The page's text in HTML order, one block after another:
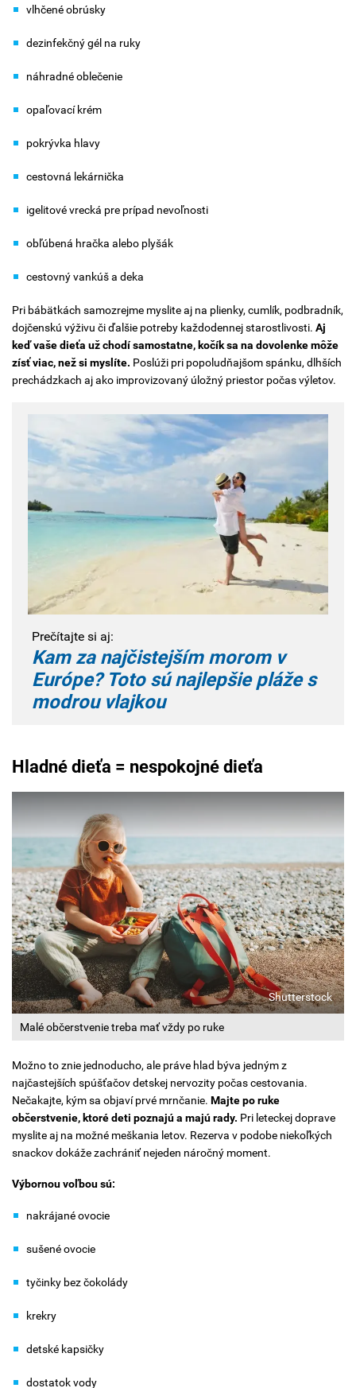
vlhčené obrúsky
dezinfekčný gél na ruky
náhradné oblečenie
opaľovací krém
pokrývka hlavy
cestovná lekárnička
igelitové vrecká pre prípad nevoľnosti
obľúbená hračka alebo plyšák
cestovný vankúš a deka
Pri bábätkách samozrejme myslite aj na plienky, cumlík, podbradník,
dojčenskú výživu či ďalšie potreby každodennej starostlivosti. Aj
keď vaše dieťa už chodí samostatne, kočík sa na dovolenke môže
zísť viac, než si myslíte. Poslúži pri popoludňajšom spánku, dlhších
prechádzkach aj ako improvizovaný úložný priestor počas výletov.
Prečítajte si aj:
Kam za najčistejším morom v
Európe? Toto sú najlepšie pláže s
modrou vlajkou
Hladné dieťa = nespokojné dieťa
Malé občerstvenie treba mať vždy po ruke
Shutterstock
Možno to znie jednoducho, ale práve hlad býva jedným z
najčastejších spúšťačov detskej nervozity počas cestovania.
Nečakajte, kým sa objaví prvé mrnčanie. Majte po ruke
občerstvenie, ktoré deti poznajú a majú rady. Pri leteckej doprave
myslite aj na možné meškania letov. Rezerva v podobe niekoľkých
snackov dokáže zachrániť nejeden náročný moment.
Výbornou voľbou sú:
nakrájané ovocie
sušené ovocie
tyčinky bez čokolády
krekry
detské kapsičky
dostatok vody